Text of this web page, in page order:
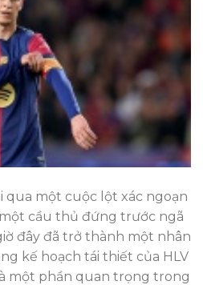
qua một cuộc lột xác ngoạn
cầu thủ đứng trước ngã
đây đã trở thành một nhân
kế hoạch tái thiết của HLV
một phần quan trọng trong